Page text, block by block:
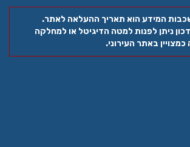
המידע הוא תאריך ההעלאה לאתר.
ניתן לפנות למטה הדיגיטל או למחלקה
כמצויין באתר העירוני.